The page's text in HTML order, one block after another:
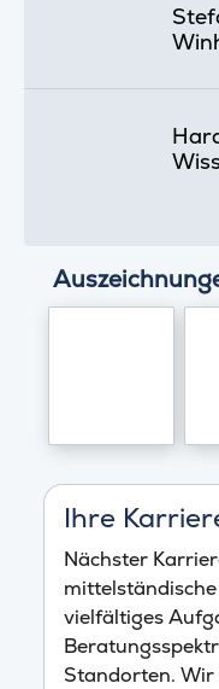
Ihre
Nächster
vielfältiges
Standorten.